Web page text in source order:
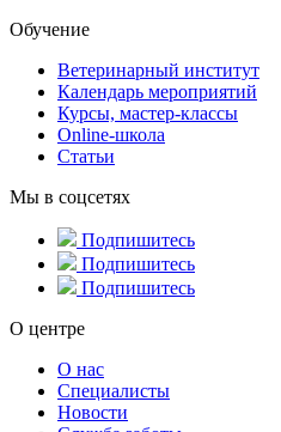
Обучение
Ветеринарный институт
Календарь мероприятий
Курсы, мастер-классы
Online-школа
Статьи
Мы в соцсетях
Подпишитесь
Подпишитесь
Подпишитесь
О центре
О нас
Специалисты
Новости